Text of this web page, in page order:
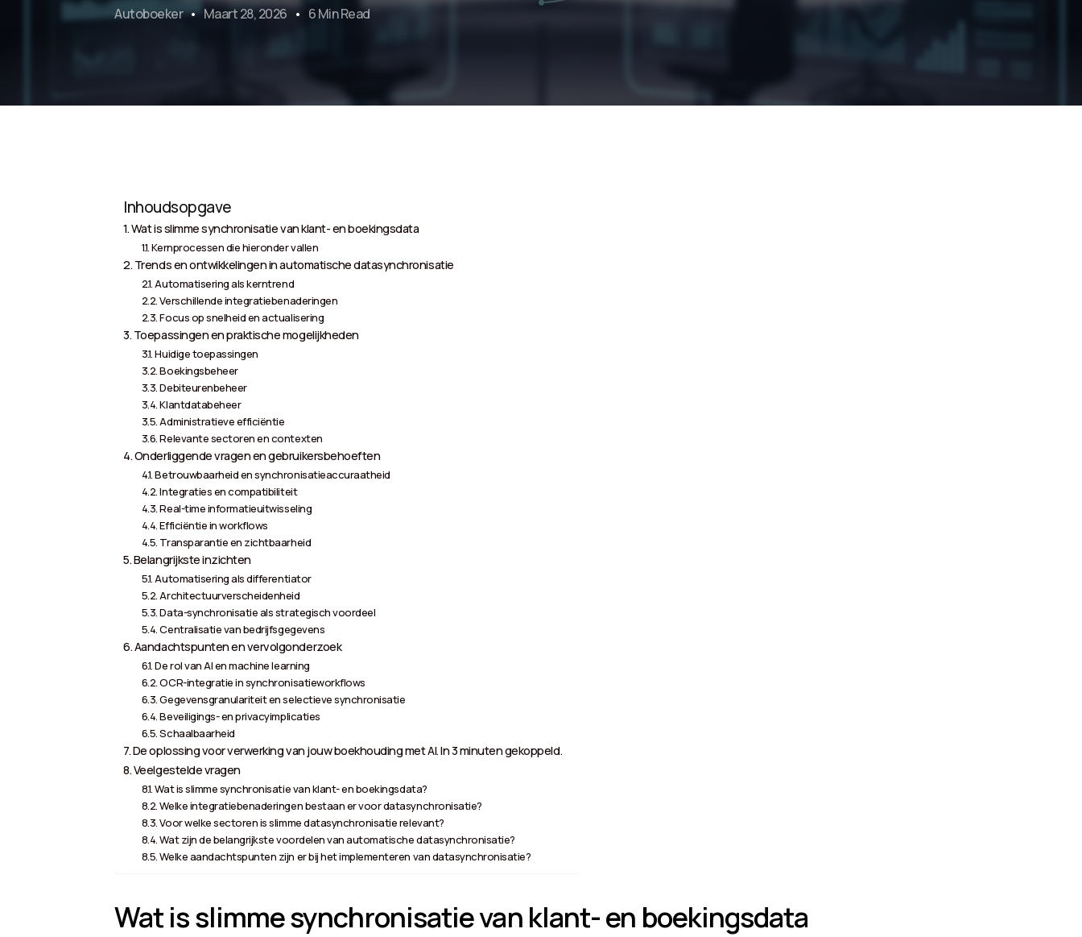
Autoboeker Maart 28, 2026 6 Min Read
Inhoudsopgave
Wat is slimme synchronisatie van klant- en boekingsdata
Kernprocessen die hieronder vallen
Trends en ontwikkelingen in automatische datasynchronisatie
Automatisering als kerntrend
Verschillende integratiebenaderingen
Focus op snelheid en actualisering
Toepassingen en praktische mogelijkheden
Huidige toepassingen
Boekingsbeheer
Debiteurenbeheer
Klantdatabeheer
Administratieve efficiëntie
Relevante sectoren en contexten
Onderliggende vragen en gebruikersbehoeften
Betrouwbaarheid en synchronisatieaccuraatheid
Integraties en compatibiliteit
Real-time informatieuitwisseling
Efficiëntie in workflows
Transparantie en zichtbaarheid
Belangrijkste inzichten
Automatisering als differentiator
Architectuurverscheidenheid
Data-synchronisatie als strategisch voordeel
Centralisatie van bedrijfsgegevens
Aandachtspunten en vervolgonderzoek
De rol van AI en machine learning
OCR-integratie in synchronisatieworkflows
Gegevensgranulariteit en selectieve synchronisatie
Beveiligings- en privacyimplicaties
Schaalbaarheid
De oplossing voor verwerking van jouw boekhouding met AI. In 3 minuten gekoppeld.
Veelgestelde vragen
Wat is slimme synchronisatie van klant- en boekingsdata?
Welke integratiebenaderingen bestaan er voor datasynchronisatie?
Voor welke sectoren is slimme datasynchronisatie relevant?
Wat zijn de belangrijkste voordelen van automatische datasynchronisatie?
Welke aandachtspunten zijn er bij het implementeren van datasynchronisatie?
Wat is slimme synchronisatie van klant- en boekingsdata